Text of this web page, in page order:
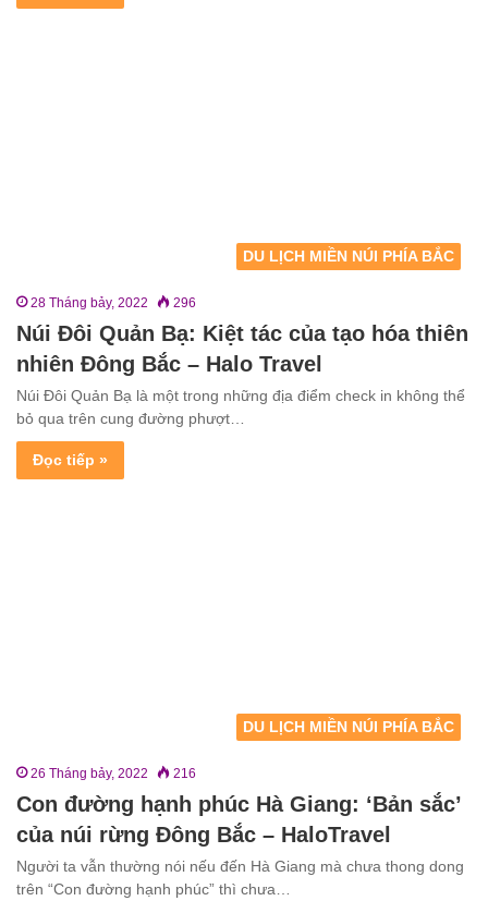
DU LỊCH MIỀN NÚI PHÍA BẮC
28 Tháng bảy, 2022 296
Núi Đôi Quản Bạ: Kiệt tác của tạo hóa thiên
nhiên Đông Bắc – Halo Travel
Núi Đôi Quản Bạ là một trong những địa điểm check in không thể
bỏ qua trên cung đường phượt…
Đọc tiếp »
DU LỊCH MIỀN NÚI PHÍA BẮC
26 Tháng bảy, 2022 216
Con đường hạnh phúc Hà Giang: ‘Bản sắc’
của núi rừng Đông Bắc – HaloTravel
Người ta vẫn thường nói nếu đến Hà Giang mà chưa thong dong
trên “Con đường hạnh phúc” thì chưa…